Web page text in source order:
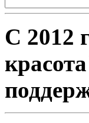
С 2012